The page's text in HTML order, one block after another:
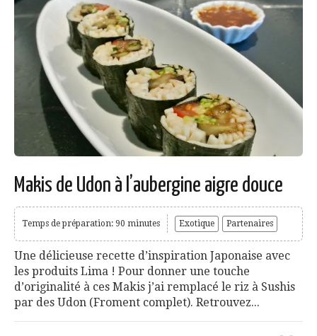
Makis de Udon à l’aubergine aigre douce
Temps de préparation: 90 minutes Exotique Partenaires
Une délicieuse recette d’inspiration Japonaise avec
les produits Lima ! Pour donner une touche
d’originalité à ces Makis j’ai remplacé le riz à Sushis
par des Udon (Froment complet). Retrouvez...